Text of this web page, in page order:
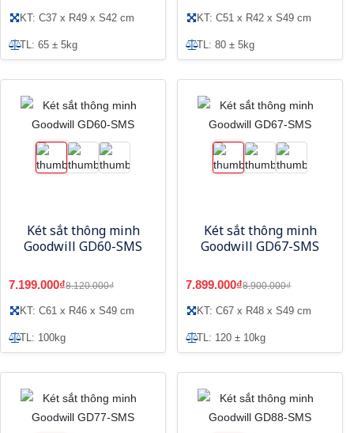
KT: C37 x R49 x S42 cm
TL: 65 ± 5kg
KT: C51 x R42 x S49 cm
TL: 80 ± 5kg
Két sắt thông minh
Goodwill GD60-SMS
7.199.000₫8.120.000₫
KT: C61 x R46 x S49 cm
TL: 100kg
Két sắt thông minh
Goodwill GD67-SMS
7.899.000₫8.900.000₫
KT: C67 x R48 x S49 cm
TL: 120 ± 10kg